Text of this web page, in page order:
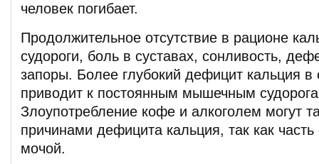
человек погибает.
Продолжительное отсутствие в рационе
судороги, боль в суставах, сонливость,
запоры. Более глубокий дефицит кальция в
приводит к постоянным мышечным
Злоупотребление кофе и алкоголем могут
причинами дефицита кальция, так как
мочой.